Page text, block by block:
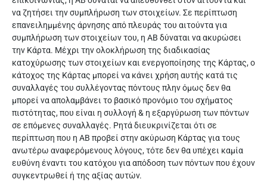
να ζητήσει την συμπλήρωση των στοιχείων. Σε περίπτωση
επανειλημμένης άρνησης από πλευράς του αιτούντα για
συμπλήρωση των στοιχείων του, η ΑΒ δύναται να ακυρώσει
την Κάρτα. Μέχρι την ολοκλήρωση της διαδικασίας
κατοχύρωσης των στοιχείων και ενεργοποίησης της Κάρτας, ο
κάτοχος της Κάρτας μπορεί να κάνει χρήση αυτής κατά τις
συναλλαγές του συλλέγοντας πόντους πλην όμως δεν θα
μπορεί να απολαμβάνει το βασικό προνόμιο του σχήματος
πιστότητας, που είναι η συλλογή & η εξαργύρωση των πόντων
σε επόμενες συναλλαγές. Ρητά διευκρινίζεται ότι σε
περίπτωση που η ΑΒ προβεί στην ακύρωση Κάρτας για τους
ανωτέρω αναφερόμενους λόγους, τότε δεν θα υπέχει καμία
ευθύνη έναντι του κατόχου για απόδοση των πόντων που έχουν
συγκεντρωθεί ή της αξίας αυτών.